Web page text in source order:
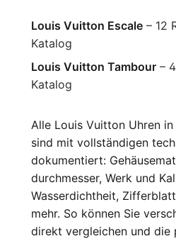
Louis Vuitton Escale – 12
Katalog
Louis Vuitton Tambour –
Katalog
Alle Louis Vuitton Uhren
sind mit vollständigen
dokumentiert:
durchmesser, Werk und
Wasserdichtheit,
mehr. So können Sie
direkt vergleichen und